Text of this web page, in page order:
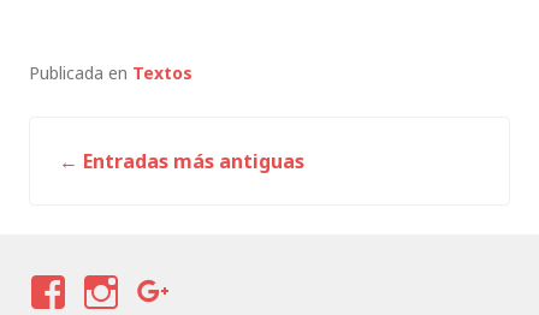
Publicada en Textos
Ir
las
← Entradas más antiguas